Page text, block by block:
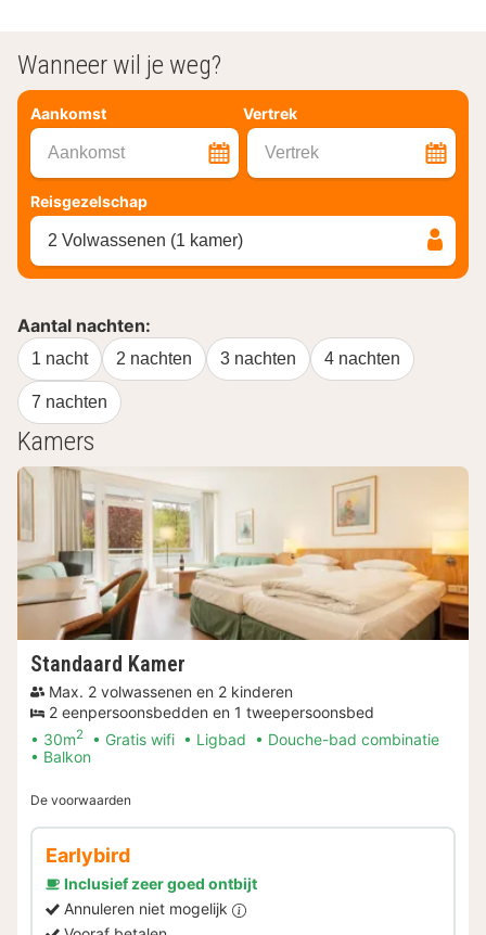
Wanneer wil je weg?
Aankomst Vertrek
Aankomst Vertrek
Reisgezelschap
2 Volwassenen (1 kamer)
Aantal nachten:
1 nacht 2 nachten 3 nachten 4 nachten
7 nachten
Kamers
Standaard Kamer
Max. 2 volwassenen en 2 kinderen
2 eenpersoonsbedden en 1 tweepersoonsbed
30m2 Gratis wifi Ligbad
Douche-bad combinatie
Balkon
De voorwaarden
Earlybird
Inclusief zeer goed ontbijt
Annuleren niet mogelijk